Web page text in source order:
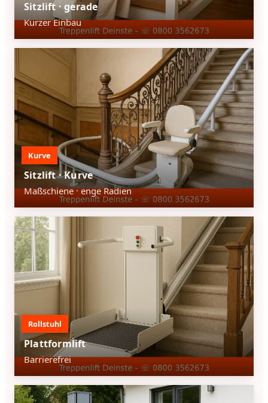
Sitzlift · gerade
Kurzer Einbau
Kurve
Sitzlift · Kurve
Maßschiene · enge Radien
Rollstuhl
Plattformlift
Barrierefrei